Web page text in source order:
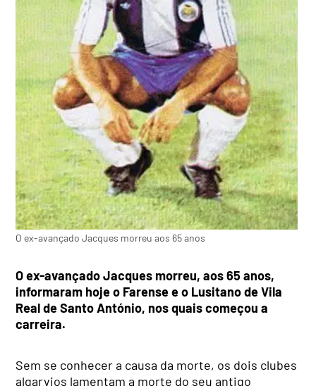
O ex-avançado Jacques morreu aos 65 anos
O ex-avançado Jacques morreu, aos 65 anos,
informaram hoje o Farense e o Lusitano de Vila
Real de Santo António, nos quais começou a
carreira.
Sem se conhecer a causa da morte, os dois clubes
algarvios lamentam a morte do seu antigo